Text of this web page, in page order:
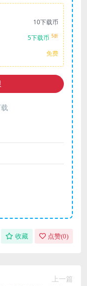
10下载币
5下载币 5折
免费
收藏 点赞(0)
上一篇